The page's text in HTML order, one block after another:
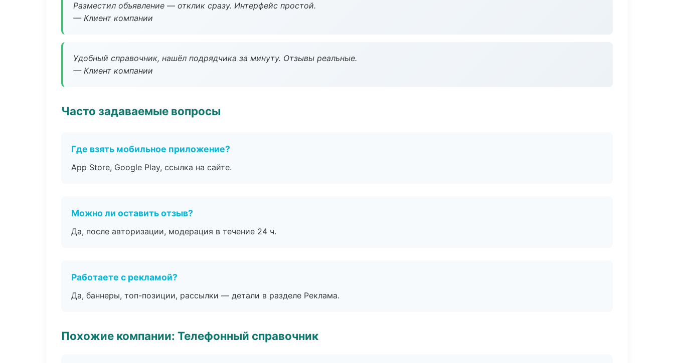
Разместил объявление — отклик сразу. Интерфейс простой.
— Клиент компании
Удобный справочник, нашёл подрядчика за минуту. Отзывы реальные.
— Клиент компании
Часто задаваемые вопросы
Где взять мобильное приложение?
App Store, Google Play, ссылка на сайте.
Можно ли оставить отзыв?
Да, после авторизации, модерация в течение 24 ч.
Работаете с рекламой?
Да, баннеры, топ-позиции, рассылки — детали в разделе Реклама.
Похожие компании: Телефонный справочник